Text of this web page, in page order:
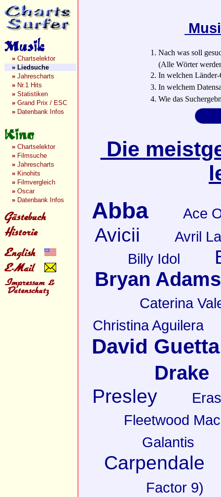
» Chartselektor
» Liedsuche
» Jahrescharts
» Nr.1 Hits
» Statistiken
» Grand Prix / ESC
» Datenbank Infos
» Chartselektor
» Filmsuche
» Jahrescharts
» Kinohits
» Filmvergleich
» Oscar
» Datenbank Infos
1. Nach was soll
(Alle Wörter
2. In welchen Länder-
3. In welchem
4. Wie das
Die
Abba Ace
Avicii
Avril
Billy Idol
Bryan Adams
Caterina
Christina Aguilera
David Guetta
Drake
Presley
Fleetwood Mac
Galantis
Carpendale
Factor 9)